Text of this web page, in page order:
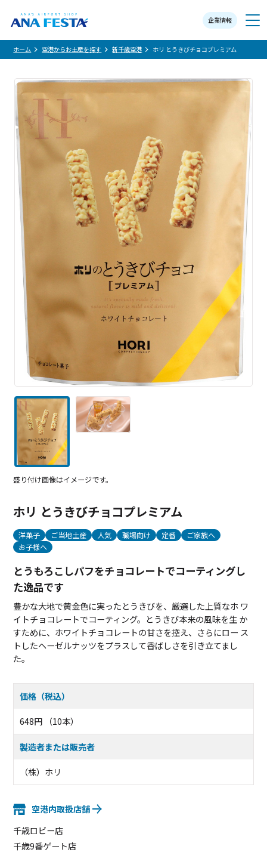
企業情報
メニュー
ホーム 空港からお土産を探す 新千歳空港 ホリ とうきびチョコプレミアム
盛り付け画像はイメージです。
ホリ とうきびチョコプレミアム
洋菓子 ご当地土産 人気 職場向け 定番
ご家族へ
お子様へ
とうもろこしパフをチョコレートでコーティングし
た逸品です
豊かな大地で黄金色に実ったとうきびを、厳選した上質なホ ワ
イトチョコレートでコーティング。とうきび本来の風味を生 か
すために、ホワイトチョコレートの甘さを控え、さらにロー ス
トしたヘーゼルナッツをプラスして香ばしさを引き立てまし
た。
価格（税込）
648円 （10本）
製造者または販売者
（株）ホリ
空港内取扱店舗
千歳ロビー店
千歳9番ゲート店